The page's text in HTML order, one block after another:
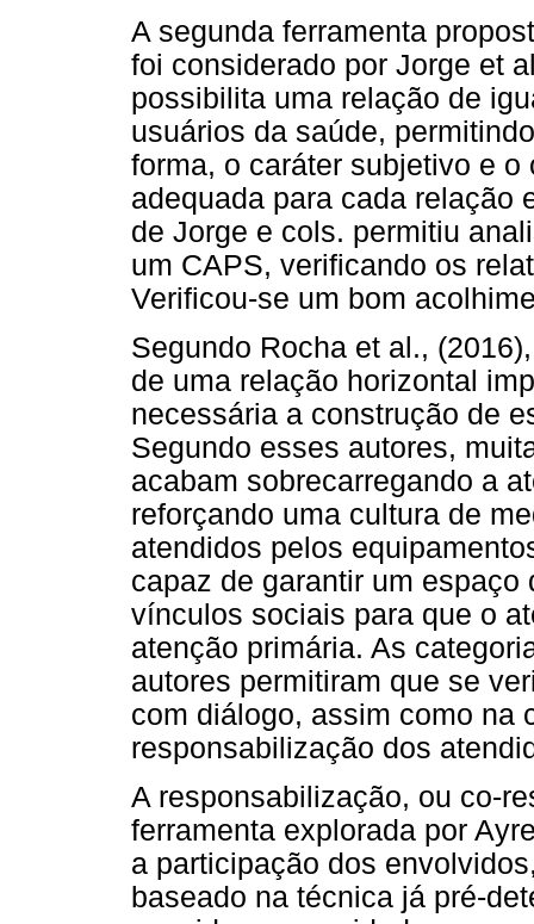
A segunda ferramenta
foi considerado por Jorge et
possibilita uma relação de
usuários da saúde,
forma, o caráter subjetivo e
adequada para cada relação
de Jorge e cols. permitiu
um CAPS, verificando os
Verificou-se um bom
Segundo Rocha et al.,
de uma relação horizontal
necessária a construção de
Segundo esses autores,
acabam sobrecarregando a
reforçando uma cultura de
atendidos pelos
capaz de garantir um
vínculos sociais para que o
atenção primária. As
autores permitiram que se
com diálogo, assim como na
responsabilização dos
A responsabilização, ou co-
ferramenta explorada por
a participação dos
baseado na técnica já pré-